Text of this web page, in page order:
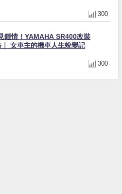
300
鍾情！YAMAHA SR400改裝
女車主的機車人生蛻變記
300